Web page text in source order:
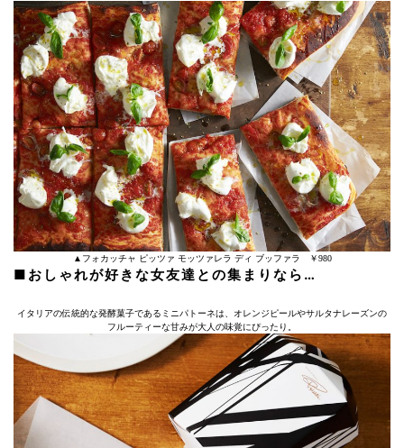
▲フォカッチャ ピッツァ モッツァレラ ディ ブッファラ ￥980
■おしゃれが好きな女友達との集まりなら…
イタリアの伝統的な発酵菓子であるミニパトーネは、オレンジピールやサルタナレーズンの
フルーティーな甘みが大人の味覚にぴったり。